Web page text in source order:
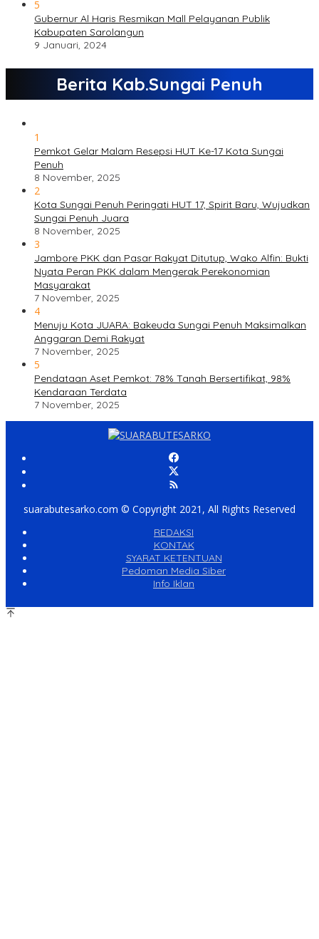
5
Gubernur Al Haris Resmikan Mall Pelayanan Publik
Kabupaten Sarolangun
9 Januari, 2024
Berita Kab.Sungai Penuh
1
Pemkot Gelar Malam Resepsi HUT Ke-17 Kota Sungai
Penuh
8 November, 2025
2
Kota Sungai Penuh Peringati HUT 17, Spirit Baru, Wujudkan
Sungai Penuh Juara
8 November, 2025
3
Jambore PKK dan Pasar Rakyat Ditutup, Wako Alfin: Bukti
Nyata Peran PKK dalam Mengerak Perekonomian
Masyarakat
7 November, 2025
4
Menuju Kota JUARA: Bakeuda Sungai Penuh Maksimalkan
Anggaran Demi Rakyat
7 November, 2025
5
Pendataan Aset Pemkot: 78% Tanah Bersertifikat, 98%
Kendaraan Terdata
7 November, 2025
suarabutesarko.com © Copyright 2021, All Rights Reserved
REDAKSI
KONTAK
SYARAT KETENTUAN
Pedoman Media Siber
Info Iklan